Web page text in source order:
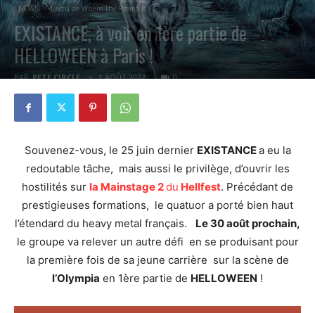
NEWS L'actu de Where The Promo Is
EXISTANCE, à voir en 1ère partie de
HELLOWEEN à Paris !
PAR PETE CIRCLE 1 AOÛT 2022 0
Souvenez-vous, le 25 juin dernier EXISTANCEa eu la
redoutable tâche, mais aussi le privilège, d’ouvrir les
hostilités sur la Mainstage 2du Hellfest. Précédant de
prestigieuses formations, le quatuor a porté bien haut
l’étendard du heavy metal français. Le 30 août prochain,
le groupe va relever un autre défi en se produisant pour
la première fois de sa jeune carrière sur la scène de
l’Olympia en 1ère partie de HELLOWEEN !